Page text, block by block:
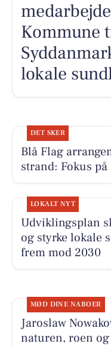
Kommune
lokale
DET SKER
Blå Flag
strand: Fokus
LOKALT NYT
Udviklingsplan
og styrke lokale
frem mod 2030
MØD DINE NABOER
Jaroslaw
naturen, roen